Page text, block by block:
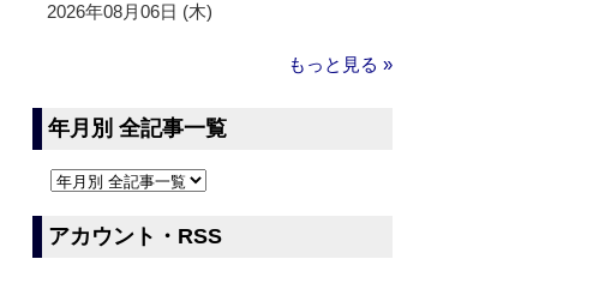
2026年08月06日 (木)
もっと見る »
年月別 全記事一覧
アカウント・RSS